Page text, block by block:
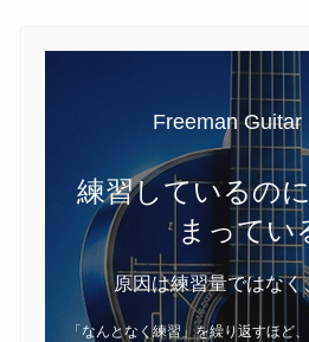
Freeman Guitar
練習しているの
まってい
原因は練習量ではなく
「なんとなく練習」を繰り返すほど